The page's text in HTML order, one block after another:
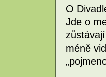
O
Jde o
méně